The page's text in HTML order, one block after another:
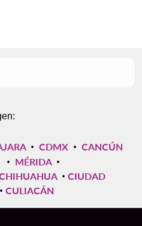
• CDMX • CANCÚN
• MÉRIDA •
• CIUDAD
• CULIACÁN